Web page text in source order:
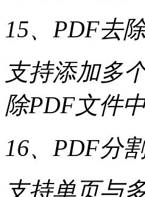
15、PDF去
支持添加多
除PDF文件
16、PDF分
支持单页与